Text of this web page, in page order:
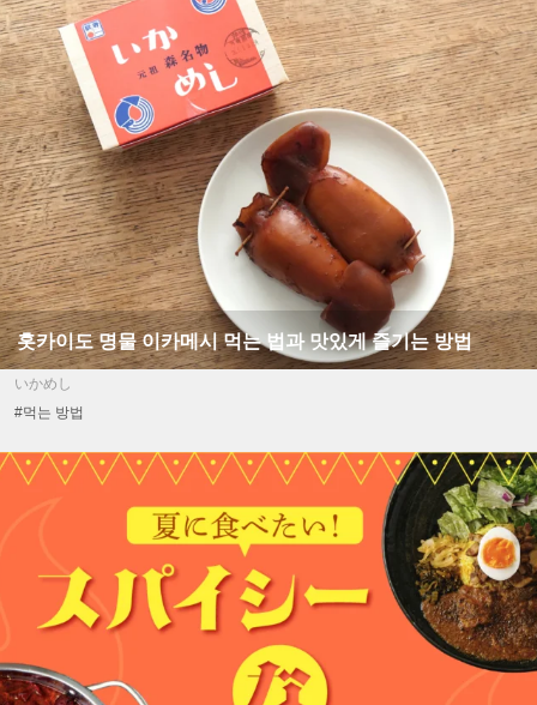
홋카이도 명물 이카메시 먹는 법과 맛있게 즐기는 방법
いかめし
#먹는 방법